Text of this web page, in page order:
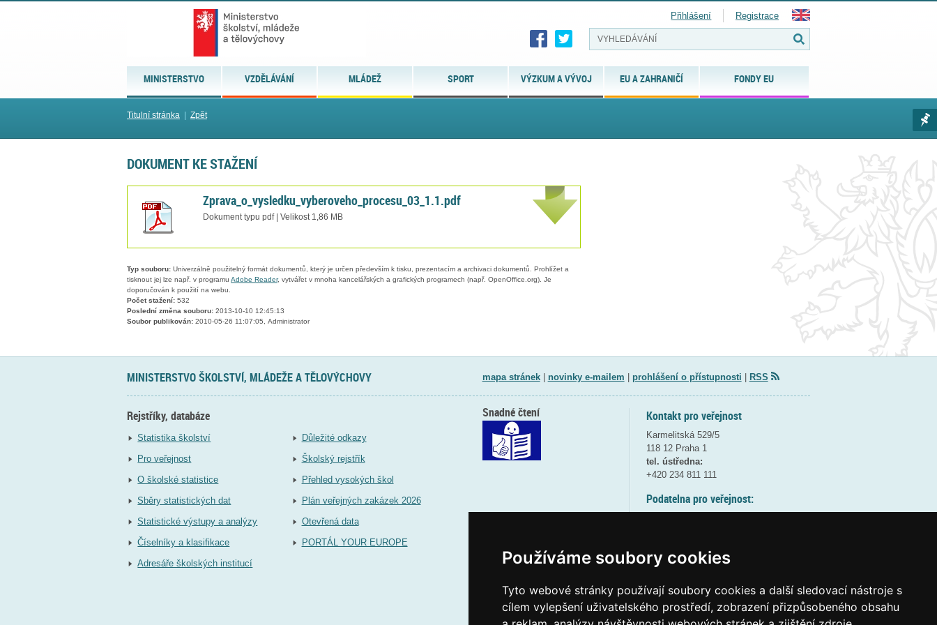
Používáme soubory cookies
Tyto webové stránky používají soubory cookies a další sledovací nástroje s
cílem vylepšení uživatelského prostředí, zobrazení přizpůsobeného obsahu
MINISTERSTVO VZDĚLÁVÁNÍ MLÁDEŽ SPORT VÝZKUM A VÝVOJ EU A ZAHRANIČÍ FONDY EU
Přihlášení Registrace
Titulní stránka Zpět
DOKUMENT KE STAŽENÍ
Zprava_o_vysledku_vyberoveho_procesu_03_1.1.pdf
Dokument typu pdf | Velikost 1,86 MB
Typ souboru: Univerzálně použitelný formát dokumentů, který je určen především k tisku, prezentacím a archivaci dokumentů. Prohlížet a
tisknout jej lze např. v programu Adobe Reader, vytvářet v mnoha kancelářských a grafických programech (např. OpenOffice.org). Je
doporučován k použití na webu.
Počet stažení: 532
Poslední změna souboru: 2013-10-10 12:45:13
Soubor publikován: 2010-05-26 11:07:05, Administrator
MINISTERSTVO ŠKOLSTVÍ, MLÁDEŽE A TĚLOVÝCHOVY mapa stránek| novinky e-mailem prohlášení o přístupnosti RSS
Rejstříky, databáze
Statistika školství
Pro veřejnost
O školské statistice
Sběry statistických dat
Statistické výstupy a analýzy
Číselníky a klasifikace
Adresáře školských institucí
Důležité odkazy
Školský rejstřík
Přehled vysokých škol
Plán veřejných zakázek 2026
Otevřená data
PORTÁL YOUR EUROPE
Kontakt pro veřejnost
Karmelitská 529/5
118 12 Praha 1
tel. ústředna:
+420 234 811 111
Podatelna pro veřejnost:
(více informací
Elektronická podatelna:
Snadné čtení